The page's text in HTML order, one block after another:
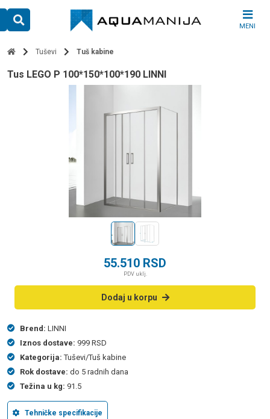
content
MENI
Tuševi Tuš kabine
tus LEGO P 100*150*100*190 LINNI
55.510 RSD
PDV uklj.
Dodaj u korpu
Brend: LINNI
Iznos dostave: 999 RSD
Kategorija: Tuševi/Tuš kabine
Rok dostave: do 5 radnih dana
Težina u kg: 91.5
Tehničke specifikacije